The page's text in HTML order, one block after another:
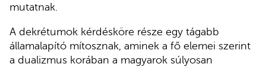
mutatnak.
A dekrétumok kérdésköre része egy tágabb
államalapító mítosznak, aminek a fő elemei szerint
a dualizmus korában a magyarok súlyosan